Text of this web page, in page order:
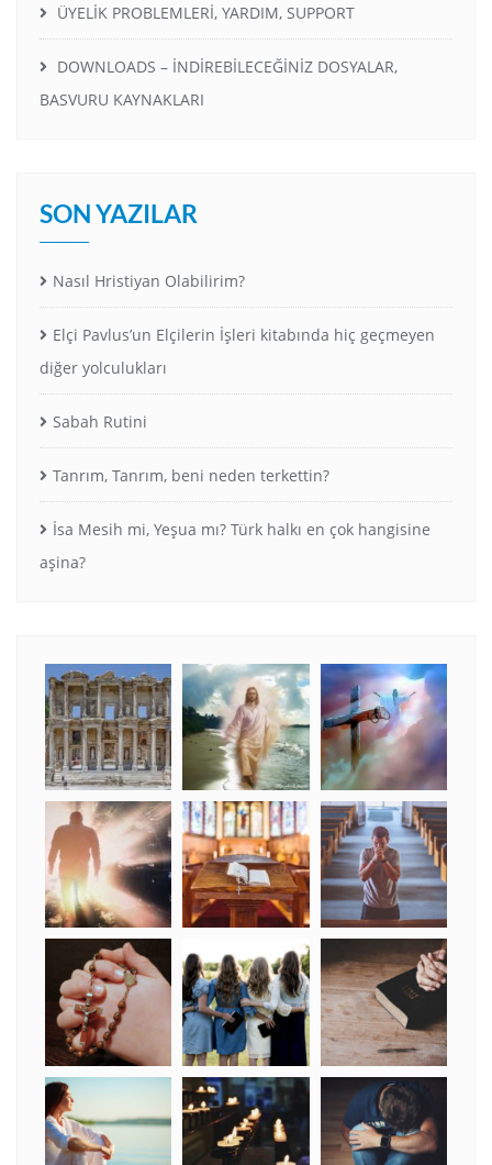
ÜYELİK PROBLEMLERİ, YARDIM, SUPPORT
DOWNLOADS – İNDİREBİLECEĞİNİZ DOSYALAR,
BASVURU KAYNAKLARI
SON YAZILAR
Nasıl Hristiyan Olabilirim?
Elçi Pavlus’un Elçilerin İşleri kitabında hiç geçmeyen
diğer yolculukları
Sabah Rutini
Tanrım, Tanrım, beni neden terkettin?
İsa Mesih mi, Yeşua mı? Türk halkı en çok hangisine
aşina?